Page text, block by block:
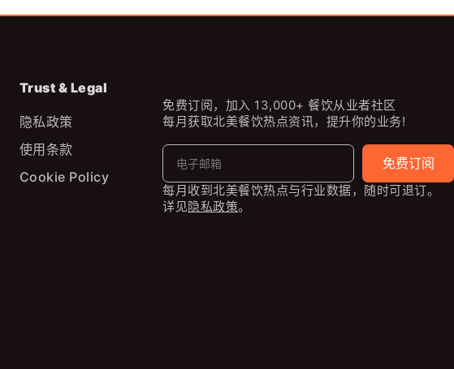
Trust & Legal
隐私政策
使用条款
Cookie Policy
免费订阅，加入 13,000+ 餐饮从业者社区
每月获取北美餐饮热点资讯，提升你的业务!
免费订阅
每月收到北美餐饮热点与行业数据，随时可退订。
详见隐私政策。